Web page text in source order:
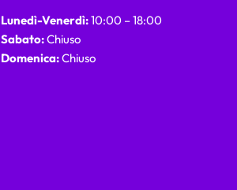
Lunedì-Venerdì:10:00 – 18:00
Sabato:Chiuso
Domenica:Chiuso